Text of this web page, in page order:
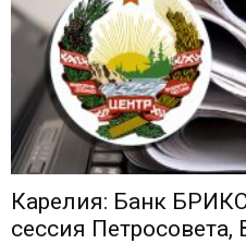
Карелия: Банк
сессия